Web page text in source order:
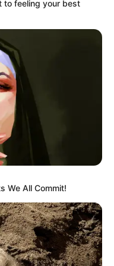
Rambut Terbaik
Mute
to feeling your best
We All Commit!